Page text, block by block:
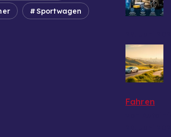
Sportwagen
Fahren